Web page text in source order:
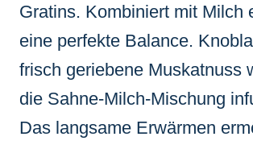
Gratins. Kombiniert mit Milch
eine perfekte Balance.
frisch geriebene Muskatnuss
die Sahne-Milch-Mischung
Das langsame Erwärmen